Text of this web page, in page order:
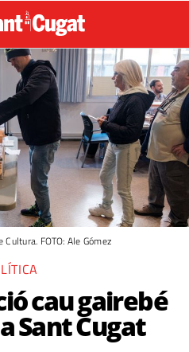
FOTO: Ale Gómez
cau gairebé
Sant Cugat